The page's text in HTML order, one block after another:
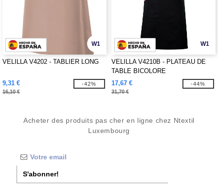
W1
VELILLA V4202 - TABLIER LONG
9,31 €
16,10 €
-42%
W1
VELILLA V4210B - PLATEAU DE
TABLE BICOLORE
17,67 €
31,70 €
-44%
Acheter des produits pas cher en ligne chez Ntextil
Luxembourg
S'abonner!